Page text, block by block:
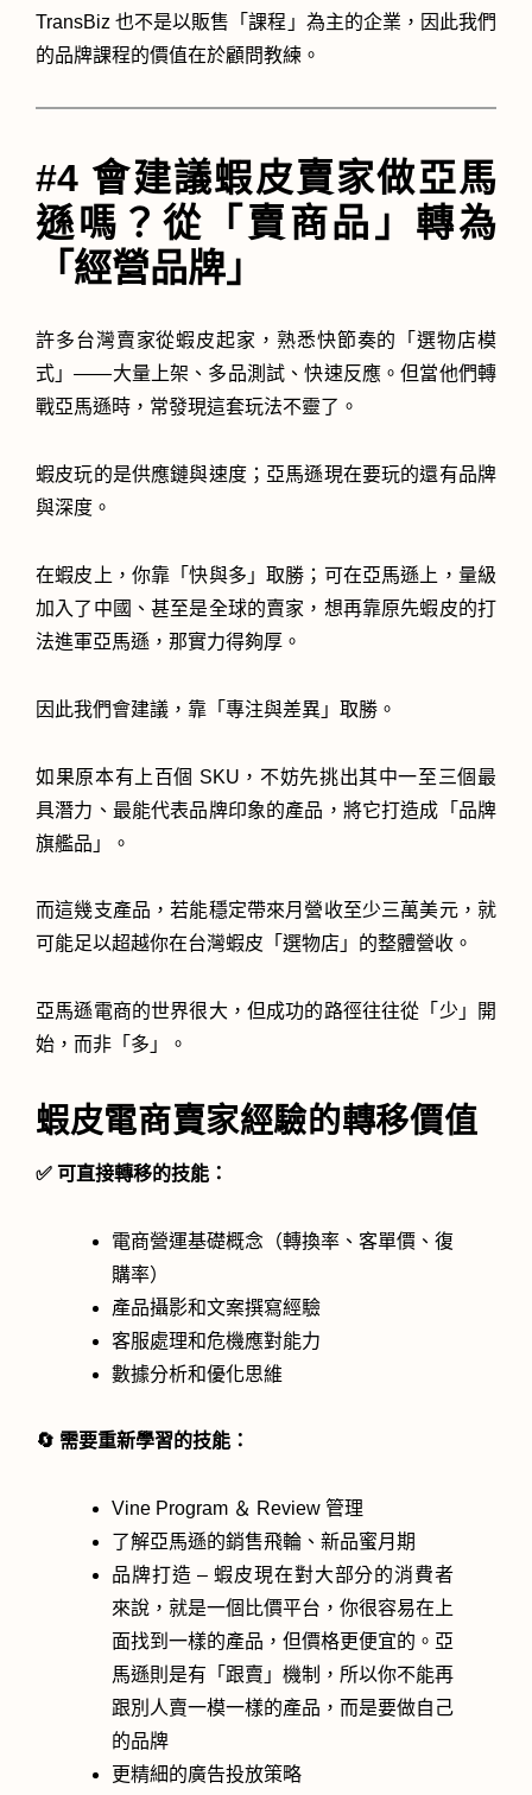
TransBiz 也不是以販售「課程」為主的企業，因此我們
的品牌課程的價值在於顧問教練。
#4 會建議蝦皮賣家做亞馬
遜嗎？從「賣商品」轉為
「經營品牌」
許多台灣賣家從蝦皮起家，熟悉快節奏的「選物店模
式」——大量上架、多品測試、快速反應。但當他們轉
戰亞馬遜時，常發現這套玩法不靈了。
蝦皮玩的是供應鏈與速度；亞馬遜現在要玩的還有品牌
與深度。
在蝦皮上，你靠「快與多」取勝；可在亞馬遜上，量級
加入了中國、甚至是全球的賣家，想再靠原先蝦皮的打
法進軍亞馬遜，那實力得夠厚。
因此我們會建議，靠「專注與差異」取勝。
如果原本有上百個 SKU，不妨先挑出其中一至三個最
具潛力、最能代表品牌印象的產品，將它打造成「品牌
旗艦品」。
而這幾支產品，若能穩定帶來月營收至少三萬美元，就
可能足以超越你在台灣蝦皮「選物店」的整體營收。
亞馬遜電商的世界很大，但成功的路徑往往從「少」開
始，而非「多」。
蝦皮電商賣家經驗的轉移價值
✅ 可直接轉移的技能：
電商營運基礎概念（轉換率、客單價、復
購率）
產品攝影和文案撰寫經驗
客服處理和危機應對能力
數據分析和優化思維
🔄 需要重新學習的技能：
Vine Program ＆ Review 管理
了解亞馬遜的銷售飛輪、新品蜜月期
品牌打造 – 蝦皮現在對大部分的消費者
來說，就是一個比價平台，你很容易在上
面找到一樣的產品，但價格更便宜的。亞
馬遜則是有「跟賣」機制，所以你不能再
跟別人賣一模一樣的產品，而是要做自己
的品牌
更精細的廣告投放策略